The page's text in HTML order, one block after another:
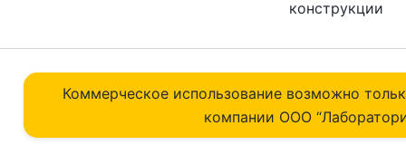
конструкции
Коммерческое использование возможно
компании ОOO